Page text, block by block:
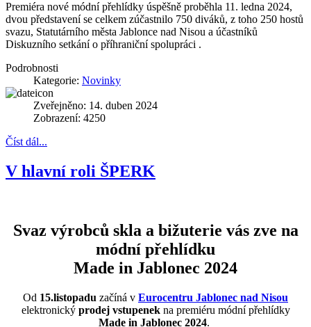
Premiéra nové módní přehlídky úspěšně proběhla 11. ledna 2024,
dvou představení se celkem zúčastnilo 750 diváků, z toho 250 hostů
svazu, Statutárního města Jablonce nad Nisou a účastníků
Diskuzního setkání o příhraniční spolupráci .
Podrobnosti
Kategorie: Novinky
Zveřejněno: 14. duben 2024
Zobrazení: 4250
Číst dál...
V hlavní roli ŠPERK
Svaz výrobců skla a bižuterie vás zve na
módní přehlídku
Made in Jablonec 2024
Od 15.listopadu začíná v Eurocentru Jablonec nad Nisou
elektronický prodej vstupenekna premiéru módní přehlídky
Made in Jablonec 2024.